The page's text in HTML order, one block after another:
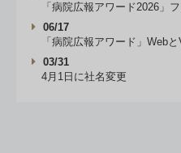
「病院広報アワード2026」
06/17
「病院広報アワード」Web
03/31
4月1日に社名変更